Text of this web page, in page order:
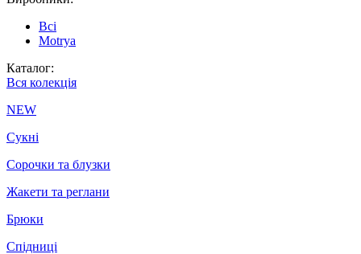
Всі
Motrya
Каталог:
Вся колекція
NEW
Сукні
Сорочки та блузки
Жакети та реглани
Брюки
Спідниці